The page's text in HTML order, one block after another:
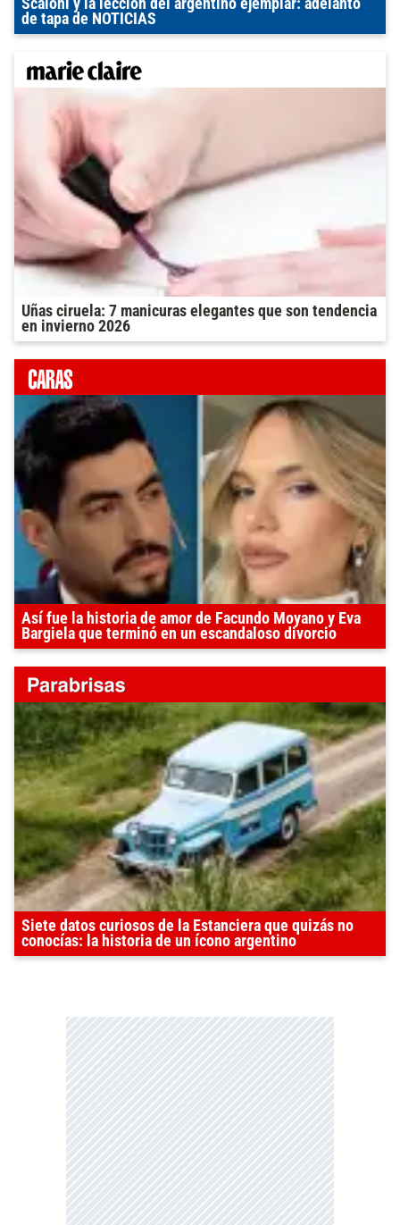
de tapa de NOTICIAS
Uñas ciruela: 7 manicuras elegantes que son tendencia
en invierno 2026
Así fue la historia de amor de Facundo Moyano y Eva
Bargiela que terminó en un escandaloso divorcio
Siete datos curiosos de la Estanciera que quizás no
conocías: la historia de un ícono argentino